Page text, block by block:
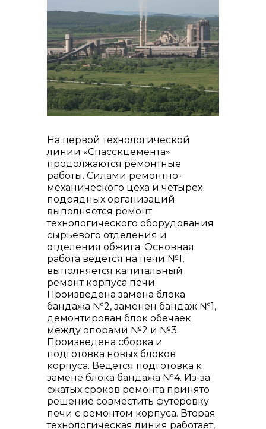
реализация неликвидов
контакты отдела закупок
Контакты
На первой технологической
линии «Спасскцемента»
продолжаются ремонтные
работы. Силами ремонтно-
механического цеха и четырех
подрядных организаций
выполняется ремонт
технологического оборудования
сырьевого отделения и
отделения обжига. Основная
работа ведется на печи №1,
выполняется капитальный
ремонт корпуса печи.
Произведена замена блока
бандажа №2, заменен бандаж №1,
демонтирован блок обечаек
между опорами №2 и №3.
Произведена сборка и
подготовка новых блоков
корпуса. Ведется подготовка к
замене блока бандажа №4. Из-за
сжатых сроков ремонта принято
решение совместить футеровку
печи с ремонтом корпуса. Вторая
технологическая линия работает,